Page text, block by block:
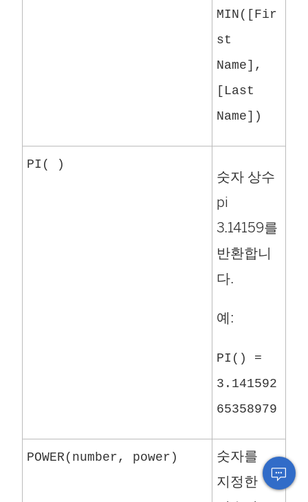
MIN([Fir
st
Name],
[Last
Name])
PI( )
숫자 상수
pi
3.14159를
반환합니
다.
예:
PI() =
3.141592
65358979
POWER(number, power)
숫자를
지정한